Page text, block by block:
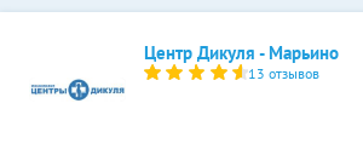
Центр Дикуля - Марьино
13 отзывов